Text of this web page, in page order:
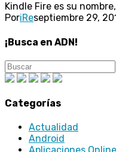
Kindle Fire es su
PoriReseptiembre 29,
¡Busca en ADN!
Categorías
Actualidad
Android